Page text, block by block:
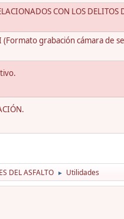
CON LOS DELITOS
grabación cámara de
DEL ASFALTO ► Utilidades